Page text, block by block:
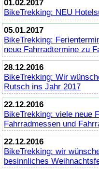
01.02.2017
BikeTrekking: NEU
05.01.2017
BikeTrekking:
neue Fahrradtermine zu
28.12.2016
BikeTrekking: Wir
Rutsch ins Jahr 2017
22.12.2016
BikeTrekking: viele neue
Fahrradmessen und
22.12.2016
BikeTrekking: wir
besinnliches